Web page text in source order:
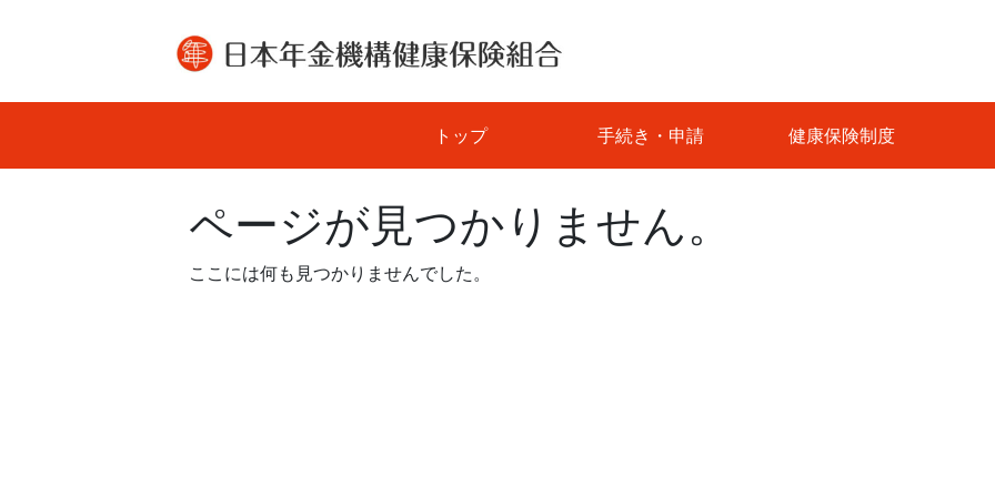
トップ 手続き・申請 健康保険制度
ページが見つかりません。
ここには何も見つかりませんでした。